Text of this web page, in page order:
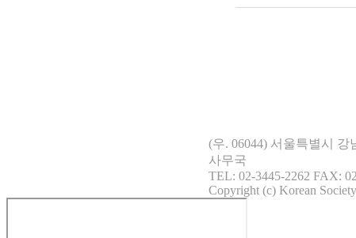
(우. 06044) 서울특별시 강
사무국
TEL: 02-3445-2262 FAX:
Copyright (c) Korean